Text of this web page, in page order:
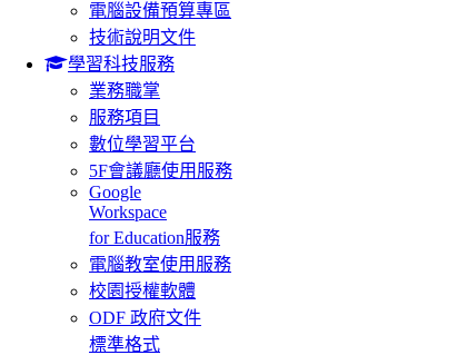
電腦設備預算專區
技術說明文件
學習科技服務
業務職掌
服務項目
數位學習平台
5F會議廳使用服務
Google
Workspace
for Education服務
電腦教室使用服務
校園授權軟體
ODF 政府文件
標準格式